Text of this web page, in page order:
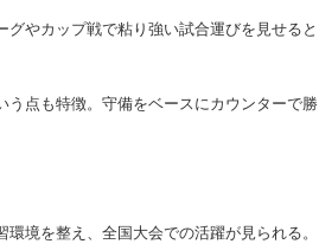
やカップ戦で粘り強い試合運びを見せると
点も特徴。守備をベースにカウンターで勝
境を整え、全国大会での活躍が見られる。